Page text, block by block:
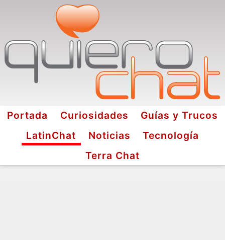
Portada Curiosidades
Guías y Trucos
LatinChat
Noticias
Tecnología
Terra Chat